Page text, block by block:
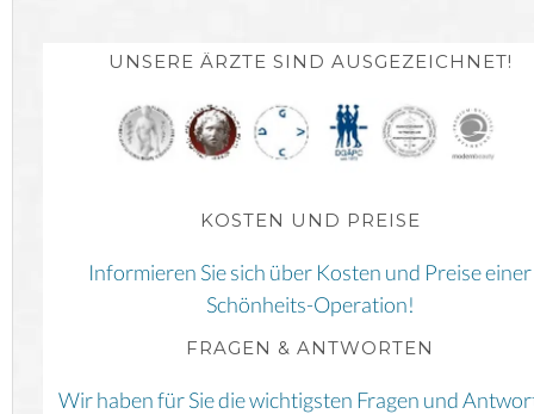
UNSERE ÄRZTE SIND AUSGEZEICHNET!
KOSTEN UND PREISE
Informieren Sie sich über Kosten und Preise einer
Schönheits-Operation!
FRAGEN & ANTWORTEN
Wir haben für Sie die wichtigsten Fragen und